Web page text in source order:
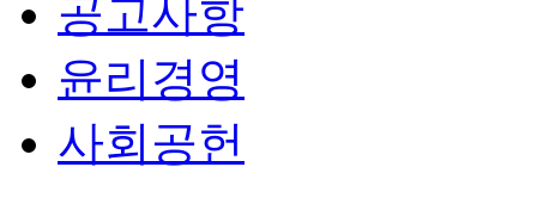
공고사항
윤리경영
사회공헌